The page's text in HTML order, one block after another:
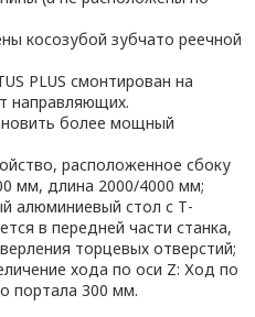
косозубой зубчато реечной
PLUS смонтирован на
направляющих.
более мощный
расположенное сбоку
мм, длина 2000/4000 мм;
алюминиевый стол с Т-
в передней части станка,
торцевых отверстий;
хода по оси Z: Ход по
портала 300 мм.